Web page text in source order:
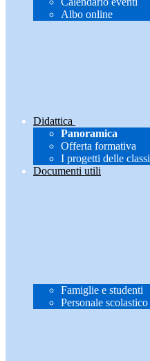
Albo online
Didattica
Panoramica
Offerta formativa
I progetti delle classi
Documenti utili
Famiglie e studenti
Personale scolastico